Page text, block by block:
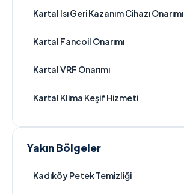
Kartal Isı Geri Kazanım Cihazı Onarımı
Kartal Fancoil Onarımı
Kartal VRF Onarımı
Kartal Klima Keşif Hizmeti
Yakın Bölgeler
Kadıköy Petek Temizliği